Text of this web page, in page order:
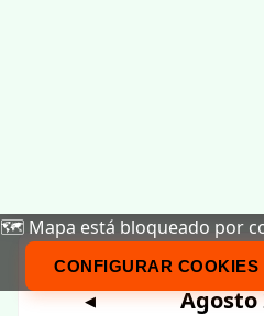
🗺️ Mapa está bloqueado por
CONFIGURAR COOKIES
◀ Agosto